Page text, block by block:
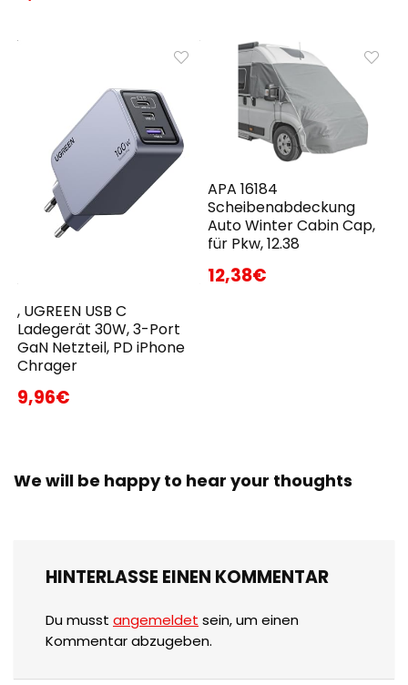
, UGREEN USB C
Ladegerät 30W, 3-Port
GaN Netzteil, PD iPhone
Chrager
9,96€
APA 16184
Scheibenabdeckung
Auto Winter Cabin Cap,
für Pkw, 12.38
12,38€
We will be happy to hear your thoughts
HINTERLASSE EINEN KOMMENTAR
Du musst angemeldet sein, um einen
Kommentar abzugeben.